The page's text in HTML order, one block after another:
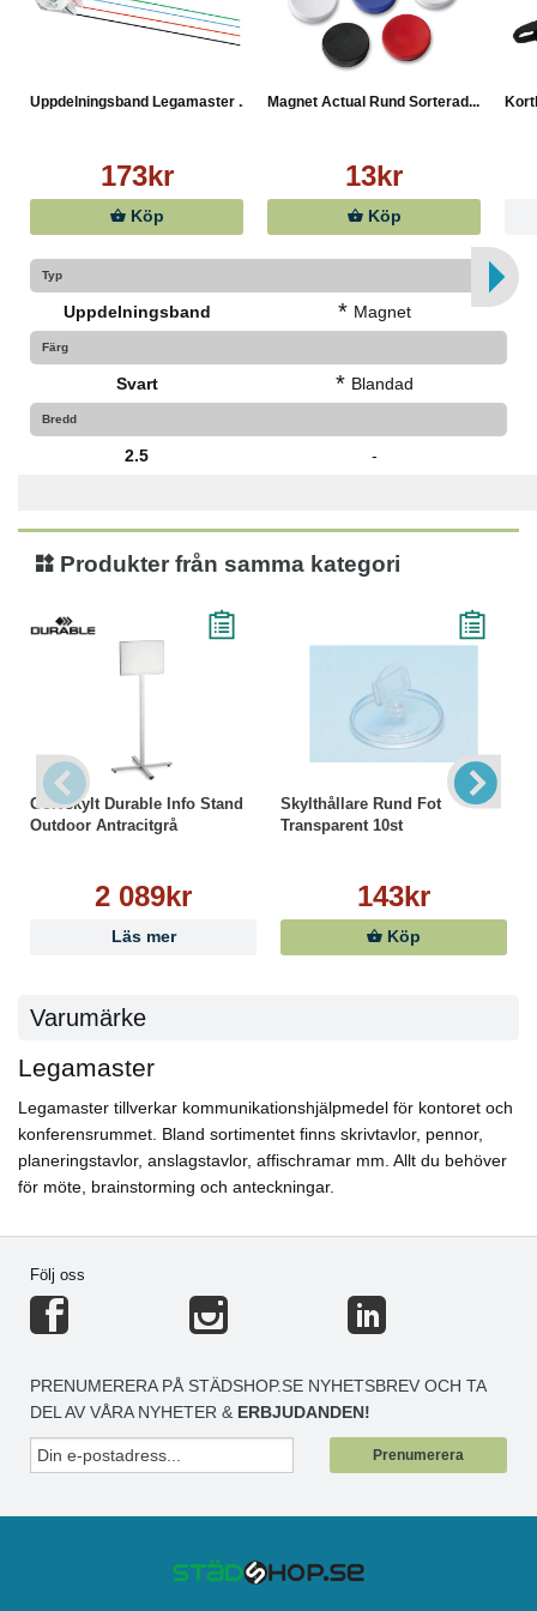
Uppdelningsband Legamaster ...
173kr
Köp
Magnet Actual Rund Sorterad...
13kr
Köp
Typ
Uppdelningsband * Magnet
Färg
Svart * Blandad
Bredd
2.5 -
Produkter från samma kategori
Golvskylt Durable Info Stand
Outdoor Antracitgrå
2 089kr
Läs mer
Skylthållare Rund Fot
Transparent 10st
143kr
Köp
Varumärke
Legamaster
Legamaster tillverkar kommunikationshjälpmedel för kontoret och
konferensrummet. Bland sortimentet finns skrivtavlor, pennor,
planeringstavlor, anslagstavlor, affischramar mm. Allt du behöver
för möte, brainstorming och anteckningar.
Följ oss
PRENUMERERA PÅ STÄDSHOP.SE NYHETSBREV OCH TA
DEL AV VÅRA NYHETER & ERBJUDANDEN!
Prenumerera